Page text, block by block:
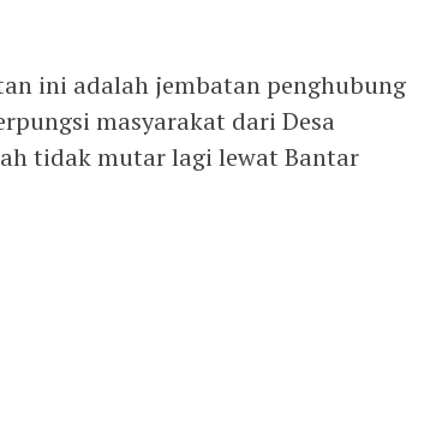
ini adalah jembatan penghubung
masyarakat dari Desa
tidak mutar lagi lewat Bantar